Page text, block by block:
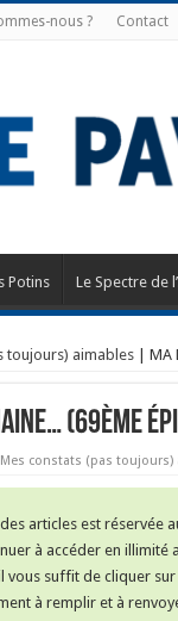
nous ? Contact
Potins Le Spectre de
toujours) aimables MA
(69ÈME
Mes constats (pas toujours)
articles est réservée
à accéder en illimité
vous suffit de cliquer
à remplir et à